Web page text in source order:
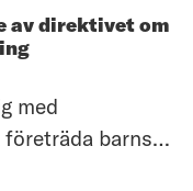
av direktivet om
med
barns